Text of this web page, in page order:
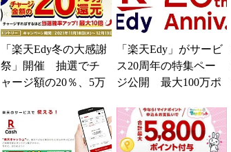
「楽天Edy冬の大感謝
祭」開催 抽選でチ
ャージ額の20％、5万
率10倍に
「楽天Edy」がサービ
ス20周年の特集ペー
ジ公開 最大100万ポ
ペーンも実施